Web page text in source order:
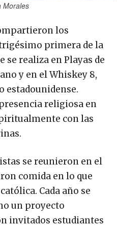
Morales
los
primera de la
se realiza en Playas de
y en el Whiskey 8,
estadounidense.
religiosa en
con las
se reunieron en el
comida en lo que
Cada año se
un proyecto
invitados estudiantes